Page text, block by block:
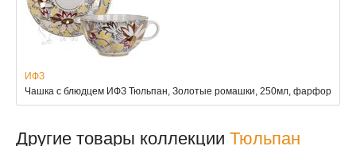
ИФЗ
Чашка с блюдцем ИФЗ Тюльпан, Золотые ромашки, 250мл, фарфор
Другие товары коллекции Тюльпан